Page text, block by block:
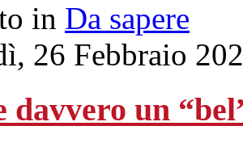
in Da sapere
26 Febbraio
davvero un